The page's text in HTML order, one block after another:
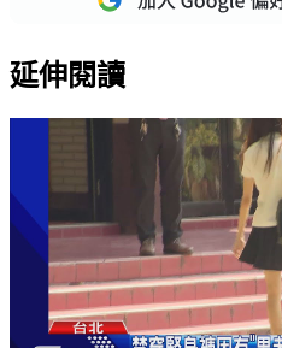
延伸閱讀